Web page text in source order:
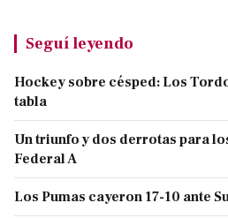
Seguí leyendo
Hockey sobre césped: Los
tabla
Un triunfo y dos derrotas para
Federal A
Los Pumas cayeron 17-10 ante